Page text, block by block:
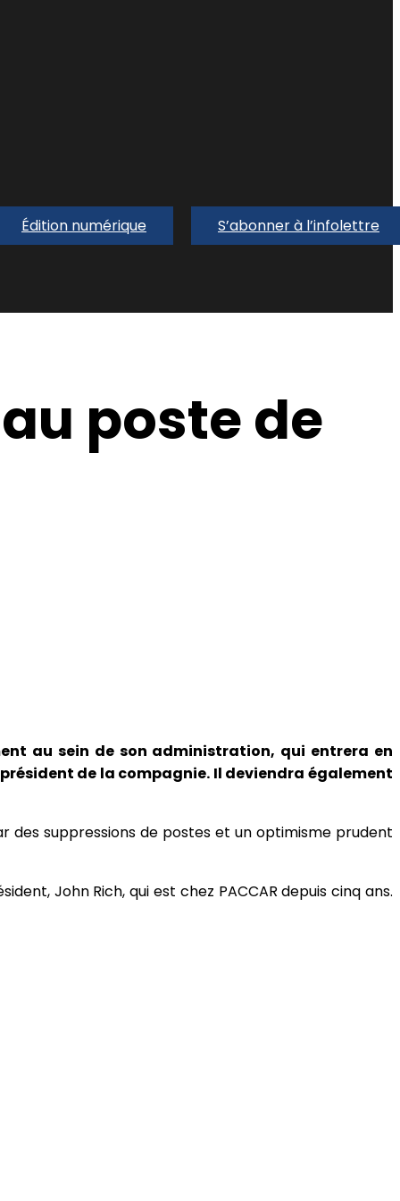
Édition numérique S’abonner à l’infolettre
poste de
au sein de son administration, qui entrera en
de la compagnie. Il deviendra également
suppressions de postes et un optimisme prudent
John Rich, qui est chez PACCAR depuis cinq ans.